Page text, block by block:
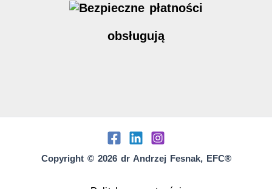
obsługują
Copyright © 2026 dr Andrzej Fesnak, EFC®